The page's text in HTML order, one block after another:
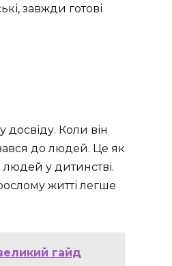
завжди готові
Коли він
до людей. Це як
у дитинстві.
житті легше
гайд